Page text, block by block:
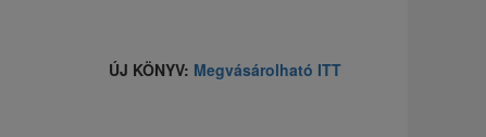
ÚJ KÖNYV: Megvásárolható ITT